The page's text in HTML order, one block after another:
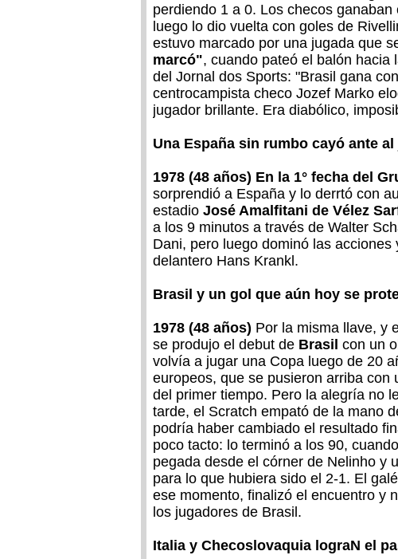
perdiendo 1 a 0. Los checos
luego lo dio vuelta con goles de
estuvo marcado por una jugada que
marcó", cuando pateó el balón hacia
del Jornal dos Sports: "Brasil gana
centrocampista checo Jozef Marko
jugador brillante. Era diabólico,
Una España sin rumbo cayó ante
1978 (48 años) En la 1° fecha del
sorprendió a España y lo derrtó con
estadio José Amalfitani de Vélez
a los 9 minutos a través de Walter
Dani, pero luego dominó las
delantero Hans Krankl.
Brasil y un gol que aún hoy se
1978 (48 años) Por la misma llave, y
se produjo el debut de Brasil con un
volvía a jugar una Copa luego de 20
europeos, que se pusieron arriba
del primer tiempo. Pero la alegría no
tarde, el Scratch empató de la mano
podría haber cambiado el resultado
poco tacto: lo terminó a los 90,
pegada desde el córner de Nelinho y
para lo que hubiera sido el 2-1. El
ese momento, finalizó el encuentro y
los jugadores de Brasil.
Italia y Checoslovaquia lograN el